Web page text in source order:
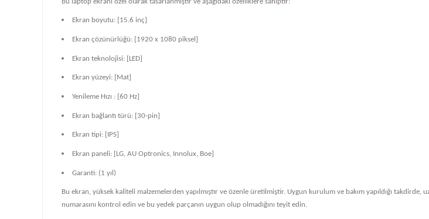
Ekran boyutu: [15.6 inç]
Ekran çözünürlüğü: [1920 x 1080 piksel]
Ekran teknolojisi: [LED]
Ekran yüzeyi: [Mat]
Yenileme Hızı : [60 Hz]
Ekran bağlantı türü: [30-pin]
Ekran tipi: [IPS]
Ekran paneli: [LG, AU Optronics, Innolux, Boe]
Garanti: (1 yıl)
Bu ekran, yüksek kaliteli malzemelerden yapılmıştır ve özenle üretilmiştir. Uygun kurulum ve bakım yapıldığı
numarasını kontrol edin ve bu yedek parçanın uygun olup olmadığını teyit edin.